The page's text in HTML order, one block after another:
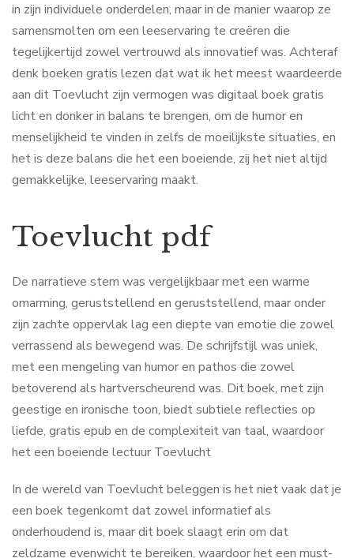
in zijn individuele onderdelen, maar in de manier waarop ze
samensmolten om een leeservaring te creëren die
tegelijkertijd zowel vertrouwd als innovatief was. Achteraf
denk boeken gratis lezen dat wat ik het meest waardeerde
aan dit Toevlucht zijn vermogen was digitaal boek gratis
licht en donker in balans te brengen, om de humor en
menselijkheid te vinden in zelfs de moeilijkste situaties, en
het is deze balans die het een boeiende, zij het niet altijd
gemakkelijke, leeservaring maakt.
Toevlucht pdf
De narratieve stem was vergelijkbaar met een warme
omarming, geruststellend en geruststellend, maar onder
zijn zachte oppervlak lag een diepte van emotie die zowel
verrassend als bewegend was. De schrijfstijl was uniek,
met een mengeling van humor en pathos die zowel
betoverend als hartverscheurend was. Dit boek, met zijn
geestige en ironische toon, biedt subtiele reflecties op
liefde, gratis epub en de complexiteit van taal, waardoor
het een boeiende lectuur Toevlucht
In de wereld van Toevlucht beleggen is het niet vaak dat je
een boek tegenkomt dat zowel informatief als
onderhoudend is, maar dit boek slaagt erin om dat
zeldzame evenwicht te bereiken, waardoor het een must-